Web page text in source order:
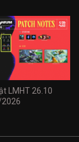
LMHT 26.10